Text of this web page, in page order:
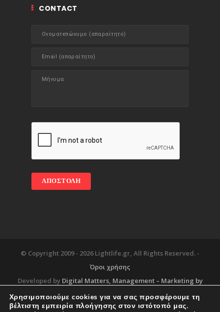
CONTACT
© Copyright 2009 - 2026 Lightlife.gr, All Rights Reserved. -
Όροι χρήσης
Developed by Digital Matters, Management – Marketing by
Χρησιμοποιούμε cookies για να σας προσφέρουμε τη
βέλτιστη εμπειρία πλοήγησης στον ιστότοπό μας.